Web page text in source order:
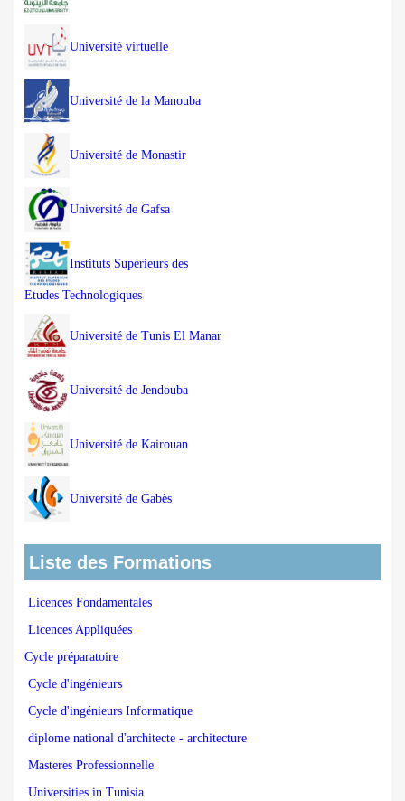
Université virtuelle
Université de la Manouba
Université de Monastir
Université de Gafsa
Instituts Supérieurs des
Etudes Technologiques
Université de Tunis El Manar
Université de Jendouba
Université de Kairouan
Université de Gabès
Liste des Formations
Licences Fondamentales
Licences Appliquées
Cycle préparatoire
Cycle d'ingénieurs
Cycle d'ingénieurs Informatique
diplome national d'architecte - architecture
Masteres Professionnelle
Universities in Tunisia